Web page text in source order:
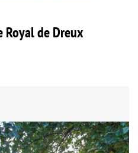
Royal de Dreux